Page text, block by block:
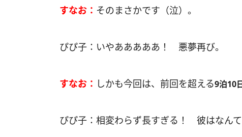
すなお： そのまさかです（泣）。
ぴぴ子：いやあああああ！ 悪夢再び。
すなお： しかも今回は、前回を超える9泊10
ぴぴ子：相変わらず長すぎる！ 彼はなんて